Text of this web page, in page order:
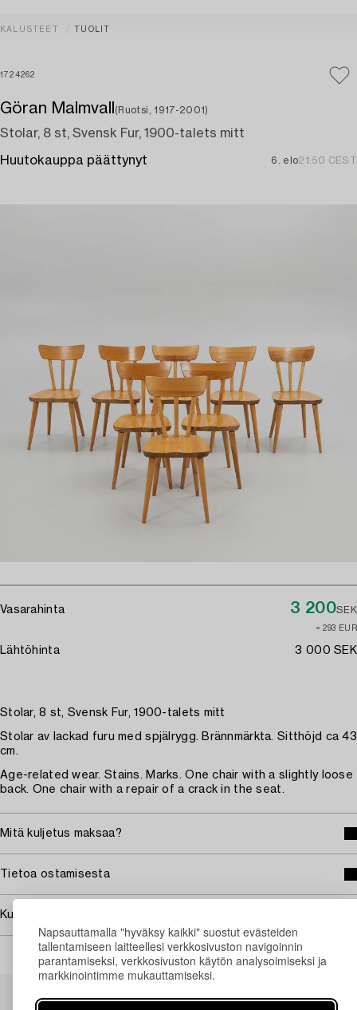
Napsauttamalla "hyväksy kaikki" suostut evästeiden
tallentamiseen laitteellesi verkkosivuston navigoinnin
parantamiseksi, verkkosivuston käytön analysoimiseksi ja
markkinointimme mukauttamiseksi.
KALUSTEET TUOLIT
1724262
Göran Malmvall (Ruotsi, 1917-2001)
Stolar, 8 st, Svensk Fur, 1900-talets mitt
Huutokauppa päättynyt 6. elo21:50 CEST
Vasarahinta 3 200SEK
≈ 293 EUR
Lähtöhinta 3 000 SEK
Stolar, 8 st, Svensk Fur, 1900-talets mitt
Stolar av lackad furu med spjälrygg. Brännmärkta. Sitthöjd ca 43
cm.
Age-related wear. Stains. Marks. One chair with a slightly loose
back. One chair with a repair of a crack in the seat.
Mitä kuljetus maksaa?
Tietoa ostamisesta
Kuvan käyttöoikeudet
Muiden katsomia kohteita